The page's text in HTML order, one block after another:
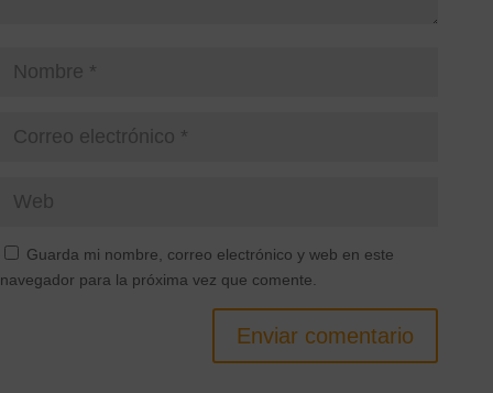
Guarda mi nombre, correo electrónico y web en este
navegador para la próxima vez que comente.
Enviar comentario